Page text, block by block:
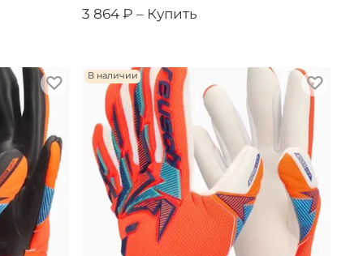
3 864 ₽ – Купить
В наличии